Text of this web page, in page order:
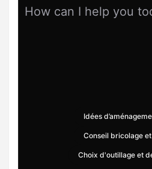
How can I help you
Idées
Conseil bricolage
Choix d'outillage et